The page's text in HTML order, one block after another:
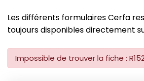
Les différents formulaires Cerfa
toujours disponibles directement
Impossible de trouver la fiche :